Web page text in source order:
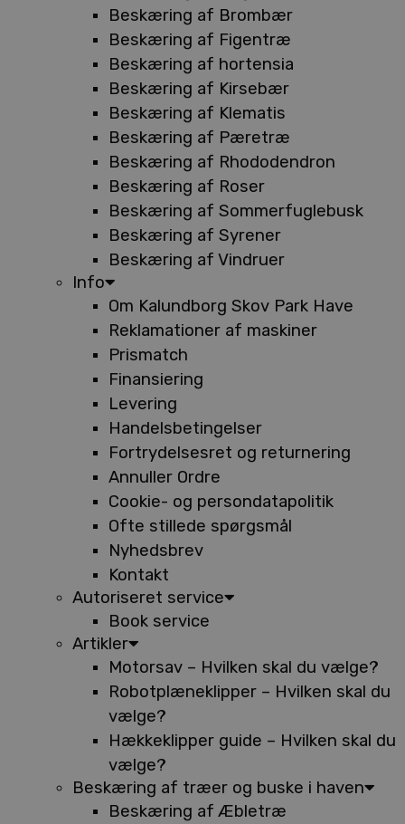
Beskæring af Brombær
Beskæring af Figentræ
Beskæring af hortensia
Beskæring af Kirsebær
Beskæring af Klematis
Beskæring af Pæretræ
Beskæring af Rhododendron
Beskæring af Roser
Beskæring af Sommerfuglebusk
Beskæring af Syrener
Beskæring af Vindruer
Info
Om Kalundborg Skov Park Have
Reklamationer af maskiner
Prismatch
Finansiering
Levering
Handelsbetingelser
Fortrydelsesret og returnering
Annuller Ordre
Cookie- og persondatapolitik
Ofte stillede spørgsmål
Nyhedsbrev
Kontakt
Autoriseret service
Book service
Artikler
Motorsav – Hvilken skal du vælge?
Robotplæneklipper – Hvilken skal du
vælge?
Hækkeklipper guide – Hvilken skal du
vælge?
Beskæring af træer og buske i haven
Beskæring af Æbletræ